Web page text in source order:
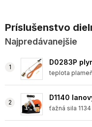
Príslušenstvo
Najpredávanejšie
D0283P
teplota
D1140
ťažná sila